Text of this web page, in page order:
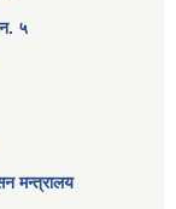
५
मन्त्रालय